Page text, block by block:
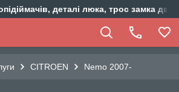
деталі люка, трос замка
CITROEN Nemo 2007-